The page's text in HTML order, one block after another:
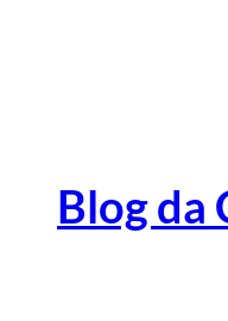
Blog da